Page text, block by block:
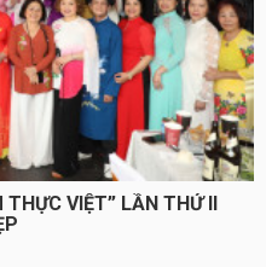
VIỆT” LẦN THỨ II